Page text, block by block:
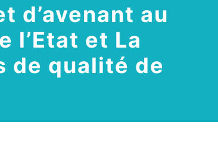
d’avenant au
l’Etat et La
de qualité de